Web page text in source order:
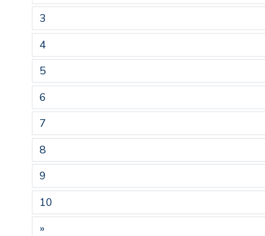
3
4
5
6
7
8
9
10
»